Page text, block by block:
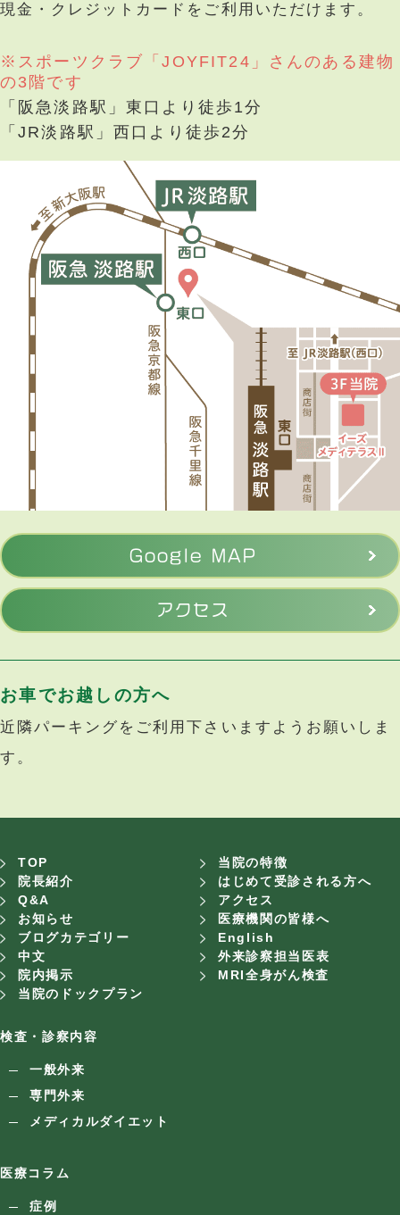
現金・クレジットカードをご利用いただけます。
※スポーツクラブ「JOYFIT24」さんのある建物
の3階です
「阪急淡路駅」東口より徒歩1分
「JR淡路駅」西口より徒歩2分
Google MAP
アクセス
お車でお越しの方へ
近隣パーキングをご利用下さいますようお願いしま
す。
TOP
当院の特徴
院長紹介
はじめて受診される方へ
Q&A
アクセス
お知らせ
医療機関の皆様へ
ブログカテゴリー
English
中文
外来診察担当医表
院内掲示
MRI全身がん検査
当院のドックプラン
検査・診察内容
一般外来
専門外来
メディカルダイエット
医療コラム
症例